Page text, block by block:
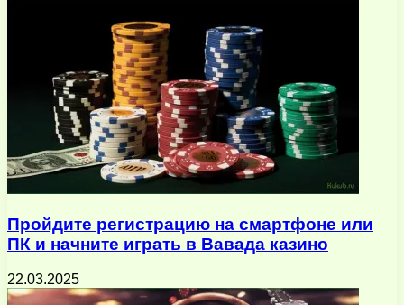
Пройдите регистрацию на смартфоне или
ПК и начните играть в Вавада казино
22.03.2025